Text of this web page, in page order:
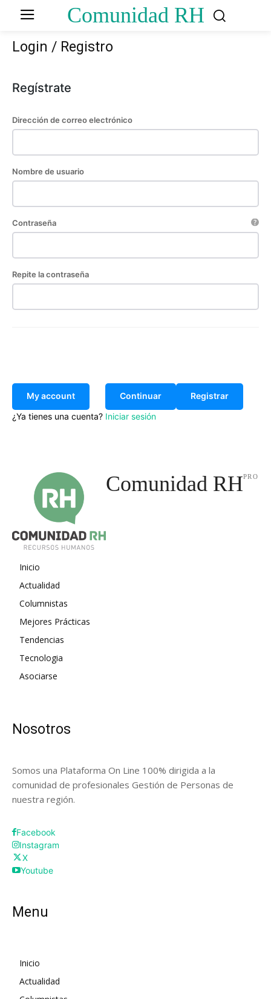
Comunidad RH
Login / Registro
Regístrate
Dirección de correo electrónico
Nombre de usuario
Contraseña
Repite la contraseña
My account Continuar
Registrar
¿Ya tienes una cuenta? Iniciar sesión
Comunidad RHPRO
Inicio
Actualidad
Columnistas
Mejores Prácticas
Tendencias
Tecnologia
Asociarse
Nosotros
Somos una Plataforma On Line 100% dirigida a la
comunidad de profesionales Gestión de Personas de
nuestra región.
Facebook
Instagram
X
Youtube
Menu
Inicio
Actualidad